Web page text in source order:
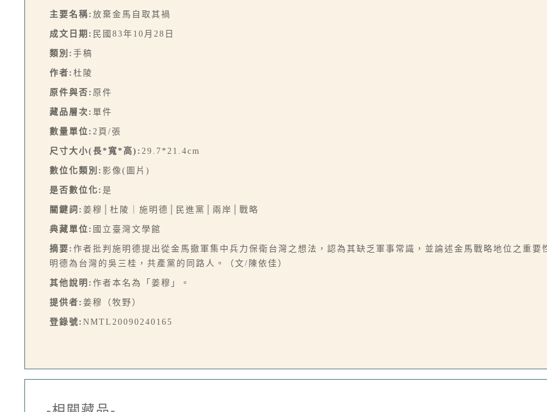
主要名稱: 放棄金馬自取其禍
成文日期: 民國83年10月28日
類別: 手稿
作者: 杜陵
原件與否: 原件
藏品層次: 單件
數量單位: 2頁/張
尺寸大小(長*寬*高): 29.7*21.4cm
數位化類別: 影像(圖片)
是否數位化: 是
關鍵詞: 姜穆│杜陵｜施明德│民進黨│兩岸│戰略
典藏單位: 國立臺灣文學館
摘要: 作者批判施明德提出從金馬撤軍集中兵力保衛台灣之想法，認為其缺乏軍事常識，並論述金馬戰略地位之重
明德為台灣的吳三桂，共產黨的同路人。（文/陳依佳）
其他說明: 作者本名為「姜穆」。
提供者: 姜穆（牧野）
登錄號: NMTL20090240165